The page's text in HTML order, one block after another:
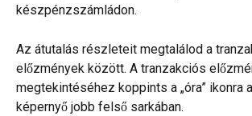
készpénzszámládon.
Az átutalás részleteit megtalálod a
előzmények között. A tranzakciós
megtekintéséhez koppints a „óra” ikonra
képernyő jobb felső sarkában.